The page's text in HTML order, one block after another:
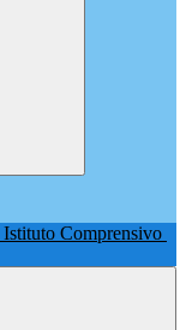
Istituto Comprensivo